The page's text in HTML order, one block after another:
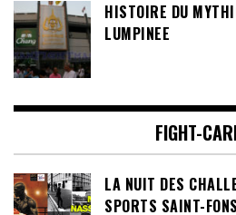
HISTOIRE DU
LUMPINEE
FIGHT-
LA NUIT DES
SPORTS SAINT-